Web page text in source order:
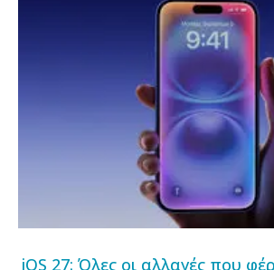
iOS 27: Όλες οι αλλαγές που